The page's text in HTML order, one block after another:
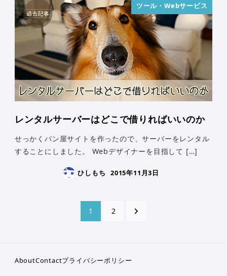
ツール・Webサービス
レンタルサーバーはどこで借りればいいのか
せっかくパン屋サイトを作ったので、サーバーをレンタル
することにしました。 Webデザイナーを目指して […]
ひしもち 2015年11月3日
1 2
AboutContactプライバシーポリシー